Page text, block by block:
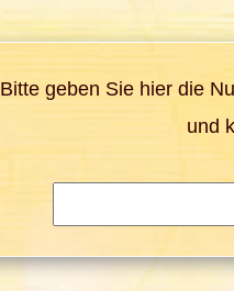
Bitte geben Sie hier die
und